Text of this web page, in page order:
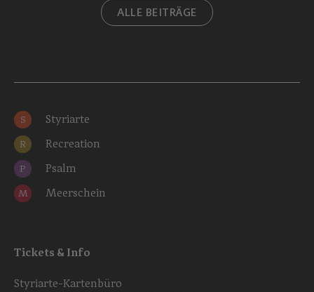
ALLE BEITRÄGE
S Styriarte
R Recreation
P Psalm
M Meerschein
Tickets & Info
Styriarte-Kartenbüro